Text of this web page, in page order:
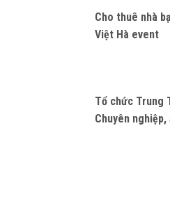
Cho thuê nhà
Việt Hà event
Tổ chức Trung
Chuyên